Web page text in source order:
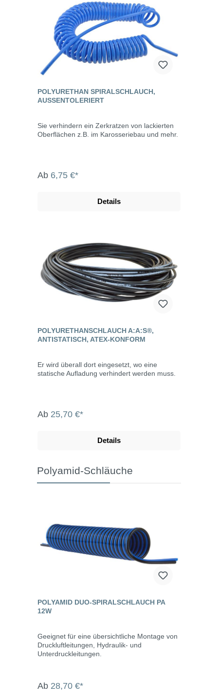
POLYURETHAN SPIRALSCHLAUCH,
AUSSENTOLERIERT
Sie verhindern ein Zerkratzen von lackierten
Oberflächen z.B. im Karosseriebau und mehr.
Ab 6,75 €*
Details
POLYURETHANSCHLAUCH A:​A:​S®,
ANTISTATISCH, ATEX-KONFORM
Er wird überall dort eingesetzt, wo eine
statische Aufladung verhindert werden muss.
Ab 25,70 €*
Details
Polyamid-Schläuche
POLYAMID DUO-SPIRALSCHLAUCH PA
12W
Geeignet für eine übersichtliche Montage von
Druckluftleitungen, Hydraulik- und
Unterdruckleitungen.
Ab 28,70 €*